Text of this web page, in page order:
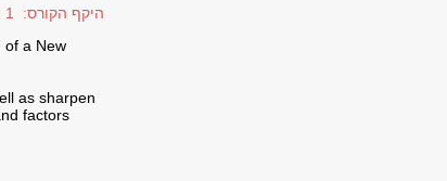
היקף הקורס: 1 י"ס
of a New
as sharpen
factors